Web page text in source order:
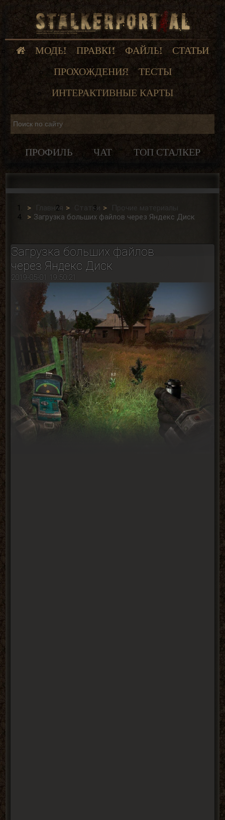
МОДЫ ПРАВКИ ФАЙЛЫ
СТАТЬИ
ПРОХОЖДЕНИЯ
ТЕСТЫ
ИНТЕРАКТИВНЫЕ КАРТЫ
ПРОФИЛЬ ЧАТ ТОП СТАЛКЕР
Главная Статьи
Прочие материалы
Загрузка больших файлов через Яндекс Диск
Загрузка больших файлов
через Яндекс Диск
2019-05-01 19:50:21